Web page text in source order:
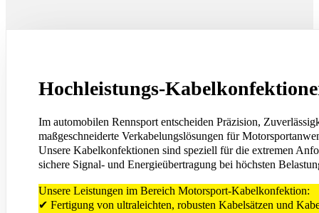
Hochleistungs-
Im automobilen Rennsport entscheiden Präzision,
maßgeschneiderte Verkabelungslösungen für
Unsere Kabelkonfektionen sind speziell für die extremen
sichere Signal- und Energieübertragung bei höchsten
Unsere Leistungen im Bereich Motorsport-Kabelkonfektion:
✔ Fertigung von ultraleichten, robusten Kabelsätzen und